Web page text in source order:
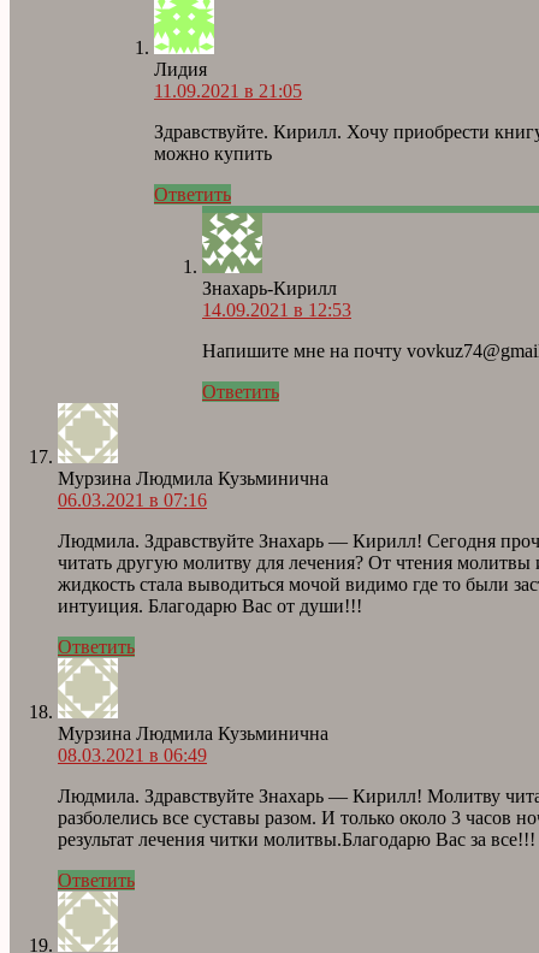
Лидия
11.09.2021 в 21:05
Здравствуйте. Кирилл. Хочу приобрести
можно купить
Ответить
Знахарь-Кирилл
14.09.2021 в 12:53
Напишите мне на почту
Ответить
Мурзина Людмила Кузьминична
06.03.2021 в 07:16
Людмила. Здравствуйте Знахарь — Кирилл! Сегодня
читать другую молитву для лечения? От чтения
жидкость стала выводиться мочой видимо где то были
интуиция. Благодарю Вас от души!!!
Ответить
Мурзина Людмила Кузьминична
08.03.2021 в 06:49
Людмила. Здравствуйте Знахарь — Кирилл! Молитву
разболелись все суставы разом. И только около 3 часов
результат лечения читки молитвы.Благодарю Вас за все!!!
Ответить